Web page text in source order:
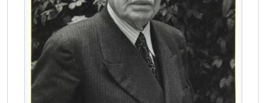
0019 - [Carpeta ''Arq Baroffio. Facultad de Arquitectura'']
0020 - [Carpeta ''Actos públicos en los que intervino el arquitecto E. P. B en representación del Municipio de Montevideo o como decano de enseñanza secundaria o miembro del Concejo Central Universitario]
0021 - [Sobre ''Varios sobre el cordón'']
0022 - [Carpeta ''EPB Discursos'']
0023 - [Sobre ''E.P.B en la prensa'']
0024 - "El cementerio del norte" [Artículo]
0025 - [Artículos y documentos fotográficos sobre la Catedral de Montevideo]